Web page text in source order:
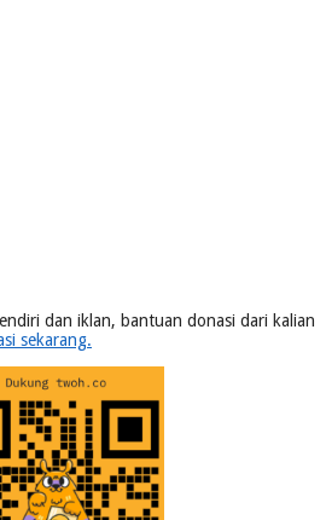
dan iklan, bantuan donasi dari kalian
sekarang.